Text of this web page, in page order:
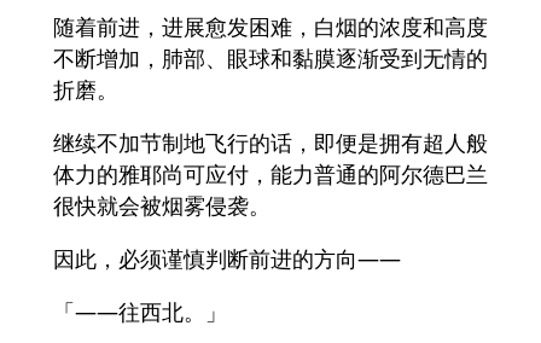
随着前进，进展愈发困难，白烟的浓度和高度
不断增加，肺部、眼球和黏膜逐渐受到无情的
折磨。
继续不加节制地飞行的话，即便是拥有超人般
体力的雅耶尚可应付，能力普通的阿尔德巴兰
很快就会被烟雾侵袭。
因此，必须谨慎判断前进的方向——
「——往西北。」